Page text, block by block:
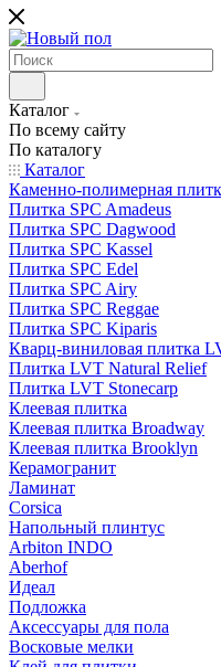
Каталог
По всему сайту
По каталогу
Каталог
Каменно-полимерная
Плитка SPC Amadeus
Плитка SPC Dagwood
Плитка SPC Kassel
Плитка SPC Edel
Плитка SPC Airy
Плитка SPC Reggae
Плитка SPC Kiparis
Кварц-виниловая плитка
Плитка LVT Natural Relief
Плитка LVT Stonecarp
Клеевая плитка
Клеевая плитка Broadway
Клеевая плитка Brooklyn
Керамогранит
Ламинат
Corsica
Напольный плинтус
Arbiton INDO
Aberhof
Идеал
Подложка
Аксессуары для пола
Восковые мелки